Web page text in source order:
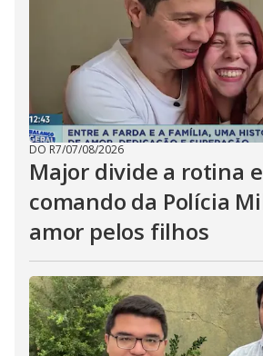
DO R7/07/08/2026
Major divide a rotina
comando da Polícia
amor pelos filhos